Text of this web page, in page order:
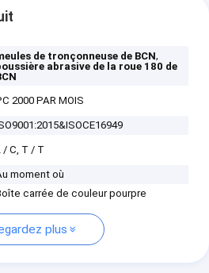
de tronçonneuse de BCN,
abrasive de la roue 180 de
2000 PAR MOIS
/ C, T / T
moment où
carrée de couleur pourpre
plus